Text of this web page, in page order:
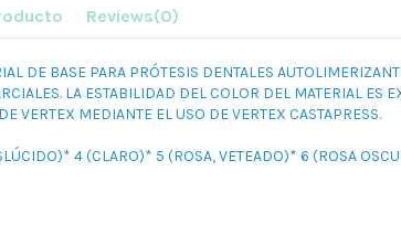
Reviews(0)
DE BASE PARA PRÓTESIS DENTALES
LA ESTABILIDAD DEL COLOR DEL MATERIAL
VERTEX MEDIANTE EL USO DE VERTEX CASTAPRESS.
4 (CLARO)* 5 (ROSA, VETEADO)* 6 (ROSA